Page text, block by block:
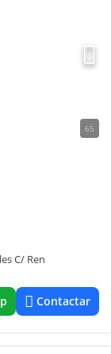
65
C/ Ren
Contactar